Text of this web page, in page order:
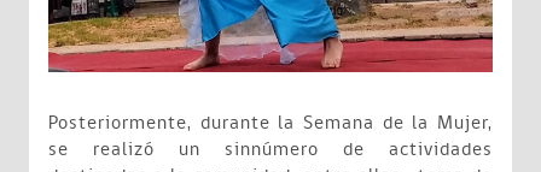
Posteriormente, durante la Semana de la Mujer,
se realizó un sinnúmero de actividades